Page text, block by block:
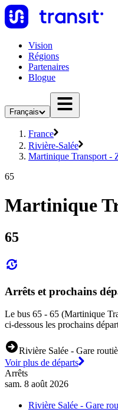
Vision
Régions
Partenaires
Blogue
Français
France
Rivière-Salée
Martinique Transport -
65
Martinique
65
Arrêts et prochains
Le bus 65 - 65 (Martinique
ci-dessous les prochains
Rivière Salée - Gare
Voir plus de départs
Arrêts
sam. 8 août 2026
Rivière Salée - Gare